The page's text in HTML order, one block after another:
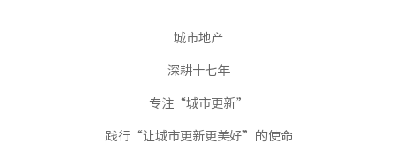
城市地产
深耕十七年
专注“城市更新”
践行“让城市更新更美好”的使命